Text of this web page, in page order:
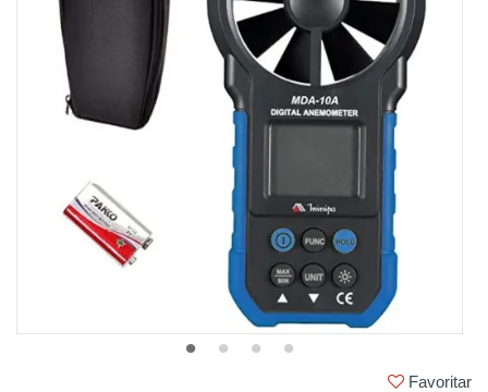
Favoritar